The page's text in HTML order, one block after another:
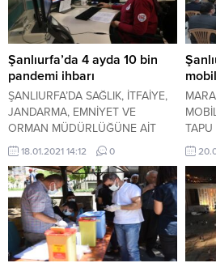
Şanlıurfa’da 4 ayda 10 bin
pandemi ihbarı
ŞANLIURFA’DA SAĞLIK, İTFAİYE,
JANDARMA, EMNİYET VE
ORMAN MÜDÜRLÜĞÜNE AİT
ÇAĞRI NUMARALARINI
BÜNYESİNE ALARAK TEK
MERKEZDE TOPLAYAN 112 ACİL
ÇAĞRI MERKEZİNİN
TELEFONLARI, 2020 YILINDA 5
MİLYON 225 BİN 874 DEFA
ÇALDI.
18.01.2021 14:12 0
TAPU